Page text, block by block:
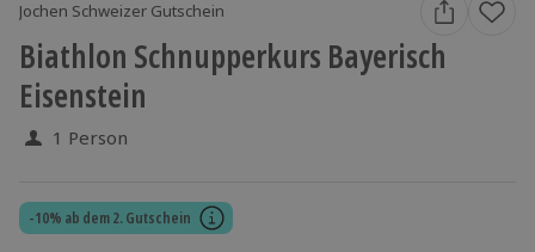
Jochen Schweizer Gutschein
Biathlon Schnupperkurs Bayerisch
Eisenstein
1 Person
-10% ab dem 2. Gutschein